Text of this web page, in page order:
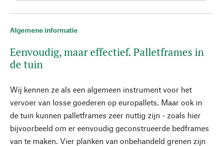
Algemene informatie
Eenvoudig, maar effectief. Palletframes in
de tuin
Wij kennen ze als een algemeen instrument voor het
vervoer van losse goederen op europallets. Maar ook in
de tuin kunnen palletframes zeer nuttig zijn - zoals hier
bijvoorbeeld om er eenvoudig geconstrueerde bedframes
van te maken. Vier planken van onbehandeld grenen zijn